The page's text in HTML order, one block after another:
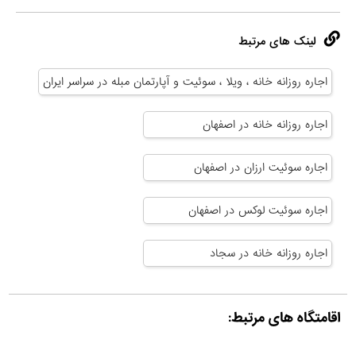
لینک های مرتبط
اجاره روزانه خانه ، ویلا ، سوئیت و آپارتمان مبله در سراسر ایران
اجاره روزانه خانه در اصفهان
اجاره سوئیت ارزان در اصفهان
اجاره سوئیت لوکس در اصفهان
اجاره روزانه خانه در سجاد
اقامتگاه های مرتبط: